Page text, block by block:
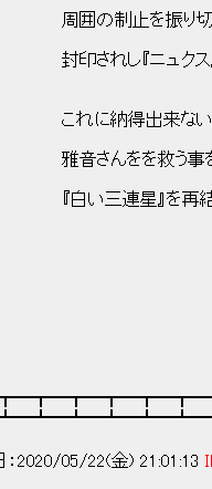
切り、不死身
し『ニュクス』の元
得出来ない できる
救う事を決
い三連星』を再結成
：2020/05/22(金) 21:01:13